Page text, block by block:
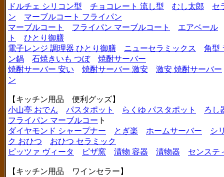
ドルチェ シリコン型
チョコレート 流し型 むし太郎
セ
ン
マーブルコート フライパン
マーブルコート
フライパン マーブルコート
エアベール
ト
ひとり御膳
電子レンジ 調理器 ひとり御膳
ニューセラミックス
角型
ン鍋
石焼きいも つぼ
焼酎サーバー
焼酎サーバー 安い
焼酎サーバー 激安
激安 焼酎サーバー
ン
【キッチン用品 便利グッズ】
小山亭 おでん
パスタポット らくゆ パスタポット
ろし
フライパン マーブルコー ト
ダイヤモンド シャープナー
とぎ楽 ホームサーバー
シ
ク おひつ
おひつ セラミック
ピッツァ ヴィータ
ピザ窯 漬物 容器 漬物器 センステ
【キッチン用品 ワインセラー】